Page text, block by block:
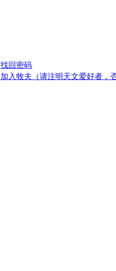
找回密码
加入牧夫（请注明天文爱好者，